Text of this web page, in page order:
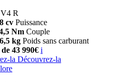
R
cv Puissance
Nm Couple
kg Poids sans carburant
43 990€ i
la Découvrez-la